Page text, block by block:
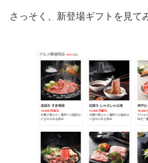
さっそく、新登場ギフトを見て